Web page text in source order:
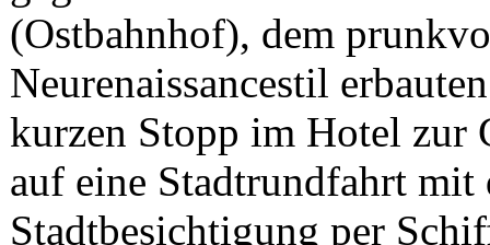
(Ostbahnhof), dem
Neurenaissancestil
kurzen Stopp im Hotel zur
auf eine Stadtrundfahrt mit
Stadtbesichtigung per